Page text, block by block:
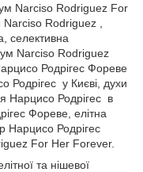
Narciso Rodriguez For
Rodriguez ,
селективна
Narciso Rodriguez
Родрігес Фореве
Родрігес у Києві, духи
Нарцисо Родрігес в
Фореве, елітна
Нарцисо Родрігес
For Her Forever.
та нішевої